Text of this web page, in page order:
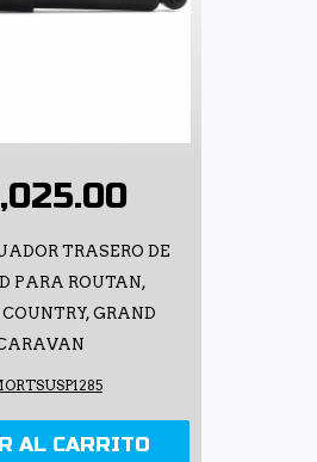
TRASERO DE
PARA ROUTAN,
GRAND
AL CARRITO